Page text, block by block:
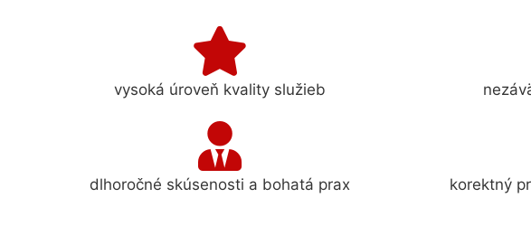
vysoká úroveň kvality služieb
dlhoročné skúsenosti a bohatá prax korektný